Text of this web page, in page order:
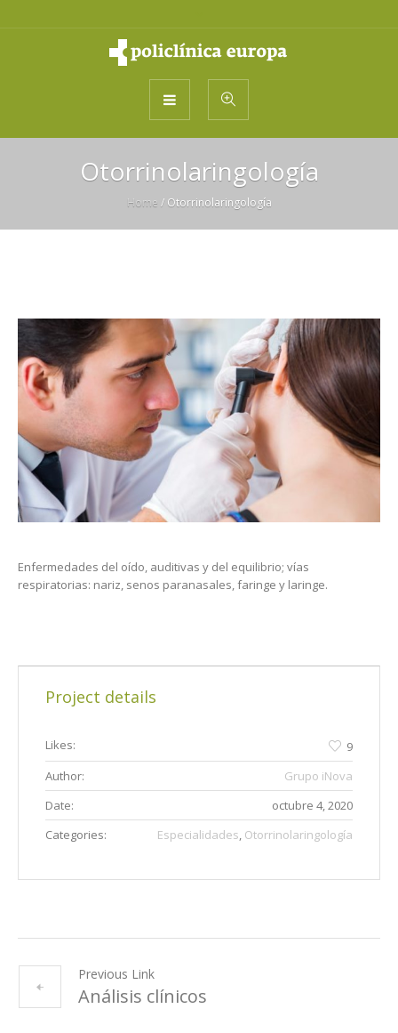
Otorrinolaringología
Home / Otorrinolaringología
Enfermedades del oído, auditivas y del equilibrio; vías
respiratorias: nariz, senos paranasales, faringe y laringe.
Project details
Likes:
9
Author:
Grupo iNova
Date:
octubre 4, 2020
Categories:
Especialidades, Otorrinolaringología
Previous Link
Análisis clínicos